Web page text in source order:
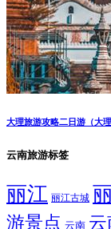
大理旅游攻略二日游（大
云南旅游标签
丽江 丽江古城
游景点 云南